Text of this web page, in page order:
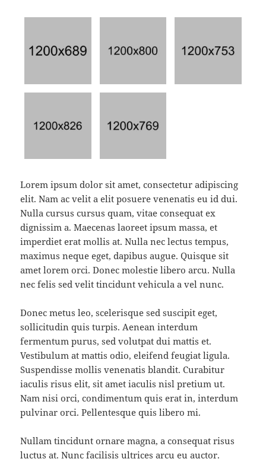
Lorem ipsum dolor sit amet, consectetur adipiscing
elit. Nam ac velit a elit posuere venenatis eu id dui.
Nulla cursus cursus quam, vitae consequat ex
dignissim a. Maecenas laoreet ipsum massa, et
imperdiet erat mollis at. Nulla nec lectus tempus,
maximus neque eget, dapibus augue. Quisque sit
amet lorem orci. Donec molestie libero arcu. Nulla
nec felis sed velit tincidunt vehicula a vel nunc.
Donec metus leo, scelerisque sed suscipit eget,
sollicitudin quis turpis. Aenean interdum
fermentum purus, sed volutpat dui mattis et.
Vestibulum at mattis odio, eleifend feugiat ligula.
Suspendisse mollis venenatis blandit. Curabitur
iaculis risus elit, sit amet iaculis nisl pretium ut.
Nam nisi orci, condimentum quis erat in, interdum
pulvinar orci. Pellentesque quis libero mi.
Nullam tincidunt ornare magna, a consequat risus
luctus at. Nunc facilisis ultrices arcu eu auctor.